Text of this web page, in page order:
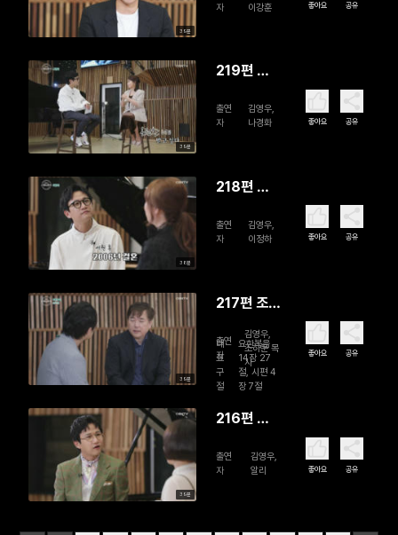
39분
자
이강훈
좋아요 공유
39분
219편 나
출연
자
김영우,
나경화
좋아요 공유
38분
218편 이
출연
자
김영우,
이정하
좋아요 공유
39분
217편 조하
출연
자
김영우,
조하문 목
사
대
표
구
절
요한복음
14장 27
절, 시편 4
장 7절
좋아요 공유
39분
216편 알
출연
자
김영우,
알리
좋아요 공유